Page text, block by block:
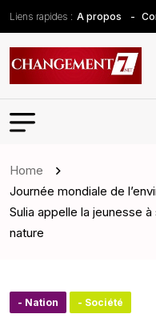
Liens rapides : A propos
Home
Journée mondiale de
Sulia appelle la jeunesse
nature
- Nation - Société